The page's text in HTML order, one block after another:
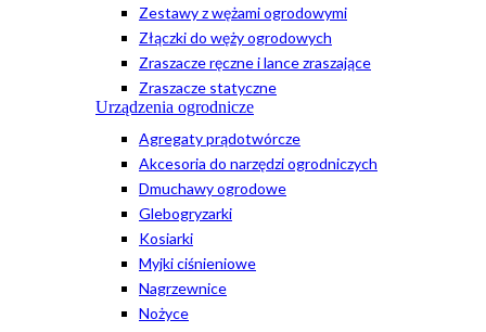
Zestawy z wężami ogrodowymi
Złączki do węży ogrodowych
Zraszacze ręczne i lance zraszające
Zraszacze statyczne
Urządzenia ogrodnicze
Agregaty prądotwórcze
Akcesoria do narzędzi ogrodniczych
Dmuchawy ogrodowe
Glebogryzarki
Kosiarki
Myjki ciśnieniowe
Nagrzewnice
Nożyce